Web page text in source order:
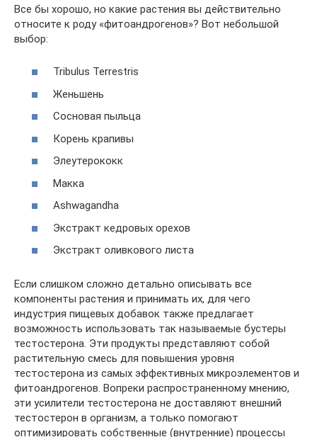
Все бы хорошо, но какие растения вы действительно
относите к роду «фитоандрогенов»? Вот небольшой
выбор:
Tribulus Terrestris
Женьшень
Сосновая пыльца
Корень крапивы
Элеутерококк
Макка
Ashwagandha
Экстракт кедровых орехов
Экстракт оливкового листа
Если слишком сложно детально описывать все
компоненты растения и принимать их, для чего
индустрия пищевых добавок также предлагает
возможность использовать так называемые бустеры
тестостерона. Эти продукты представляют собой
растительную смесь для повышения уровня
тестостерона из самых эффективных микроэлементов и
фитоандрогенов. Вопреки распространенному мнению,
эти усилители тестостерона не доставляют внешний
тестостерон в организм, а только помогают
оптимизировать собственные (внутренние) процессы